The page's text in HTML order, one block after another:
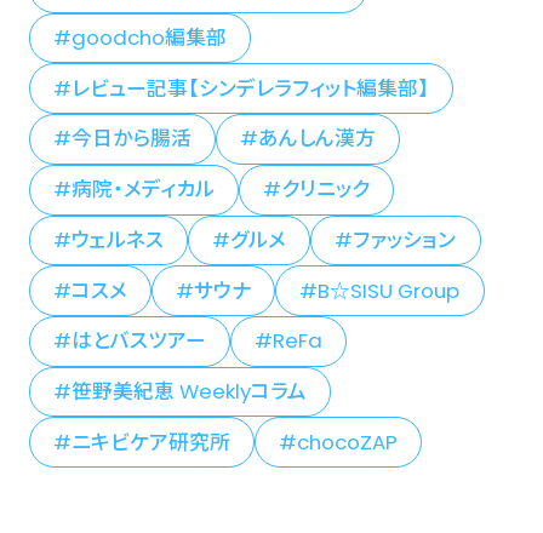
goodcho編集部
レビュー記事【シンデレラフィット編集部】
今日から腸活
あんしん漢方
病院・メディカル
クリニック
ウェルネス
グルメ
ファッション
コスメ
サウナ
B☆SISU Group
はとバスツアー
ReFa
笹野美紀恵 Weeklyコラム
ニキビケア研究所
chocoZAP